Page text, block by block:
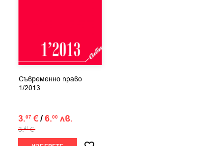
Съвременно право
1/2013
3.07 €/6.00 лв.
3.41 €